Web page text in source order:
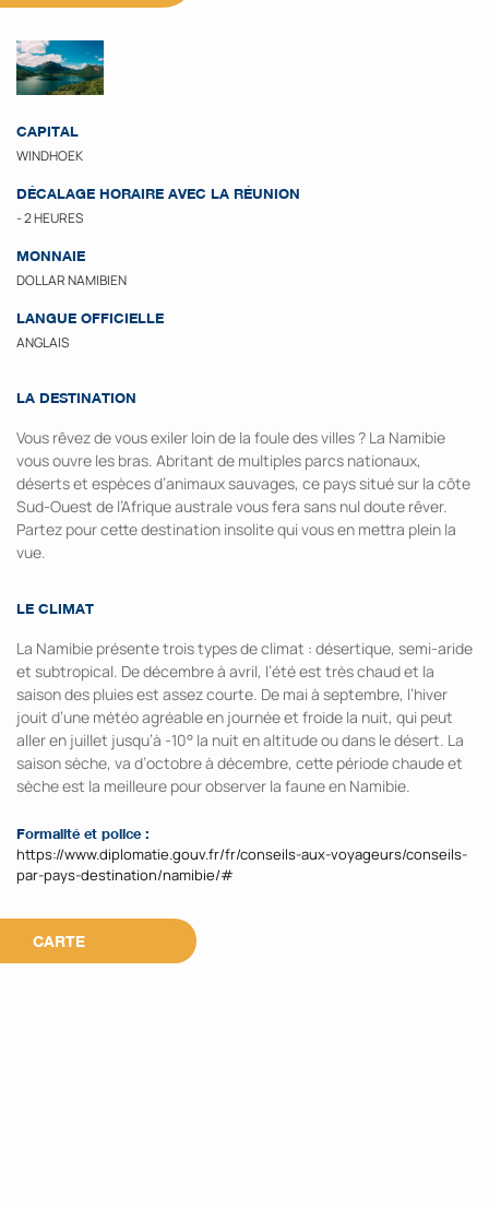
CAPITAL
WINDHOEK
DÉCALAGE HORAIRE AVEC LA RÉUNION
- 2 HEURES
MONNAIE
DOLLAR NAMIBIEN
LANGUE OFFICIELLE
ANGLAIS
LA DESTINATION
Vous rêvez de vous exiler loin de la foule des villes ? La Namibie
vous ouvre les bras. Abritant de multiples parcs nationaux,
déserts et espèces d’animaux sauvages, ce pays situé sur la côte
Sud-Ouest de l’Afrique australe vous fera sans nul doute rêver.
Partez pour cette destination insolite qui vous en mettra plein la
vue.
LE CLIMAT
La Namibie présente trois types de climat : désertique, semi-aride
et subtropical. De décembre à avril, l’été est très chaud et la
saison des pluies est assez courte. De mai à septembre, l’hiver
jouit d’une météo agréable en journée et froide la nuit, qui peut
aller en juillet jusqu’à -10° la nuit en altitude ou dans le désert. La
saison sèche, va d’octobre à décembre, cette période chaude et
sèche est la meilleure pour observer la faune en Namibie.
Formalité et police :
https://www.diplomatie.gouv.fr/fr/conseils-aux-voyageurs/conseils-
par-pays-destination/namibie/#
CARTE